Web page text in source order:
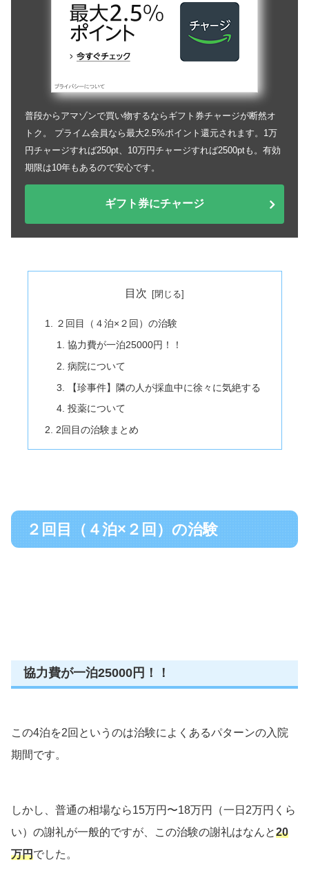
普段からアマゾンで買い物するならギフト券チャージが断然オ
トク。 プライム会員なら最大2.5%ポイント還元されます。1万
円チャージすれば250pt、10万円チャージすれば2500ptも。有効
期限は10年もあるので安心です。
ギフト券にチャージ
目次
２回目（４泊×２回）の治験
協力費が一泊25000円！！
病院について
【珍事件】隣の人が採血中に徐々に気絶する
投薬について
2回目の治験まとめ
２回目（４泊×２回）の治験
協力費が一泊25000円！！
この4泊を2回というのは治験によくあるパターンの入院
期間です。
しかし、普通の相場なら15万円〜18万円（一日2万円くら
い）の謝礼が一般的ですが、この治験の謝礼はなんと20
万円でした。